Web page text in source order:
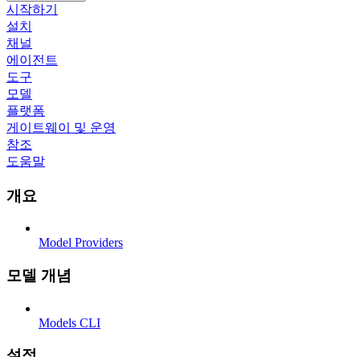
시작하기
설치
채널
에이전트
도구
모델
플랫폼
게이트웨이 및 운영
참조
도움말
개요
Model Providers
모델 개념
Models CLI